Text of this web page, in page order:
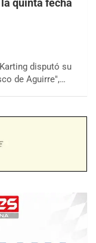
quinta fecha
disputó su
de Aguirre",…